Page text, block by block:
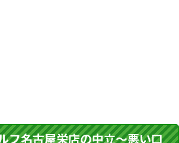
フ名古屋栄店の中立～悪い口